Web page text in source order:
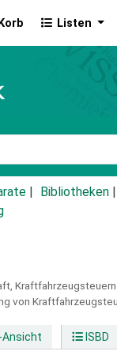
Korb Listen
Bibliotheken
von
Ansicht ISBD